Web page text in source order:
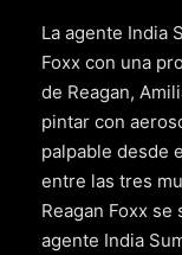
La agente India
Foxx con una
de Reagan,
pintar con
palpable desde
entre las tres
Reagan Foxx
agente India